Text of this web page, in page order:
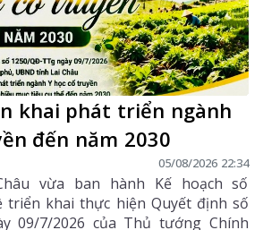
khai phát triển ngành
đến năm 2030
05/08/2026 22:34
vừa ban hành Kế hoạch số
triển khai thực hiện Quyết định số
09/7/2026 của Thủ tướng Chính